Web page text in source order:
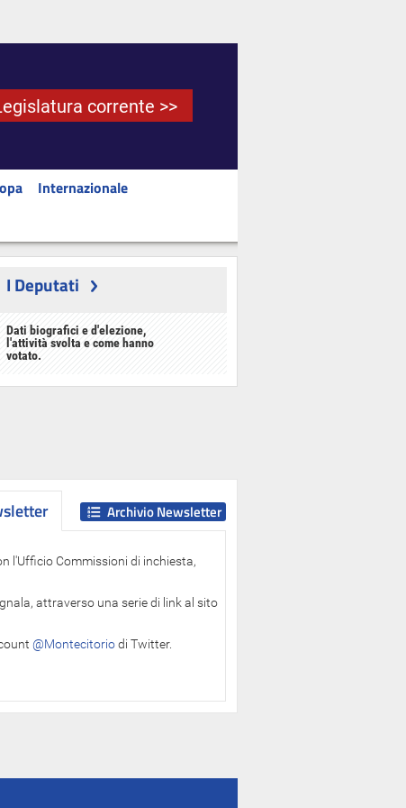
corrente >>
Internazionale
I Deputati
Dati biografici e d'elezione,
l'attività svolta e come hanno
votato.
l'Ufficio Commissioni di inchiesta,
attraverso una serie di link al sito
@Montecitoriodi Twitter.
Archivio Newsletter